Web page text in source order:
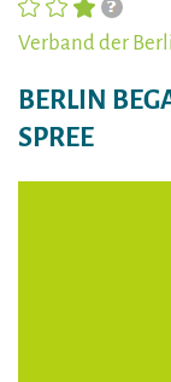
Verband der
BERLIN
SPREE